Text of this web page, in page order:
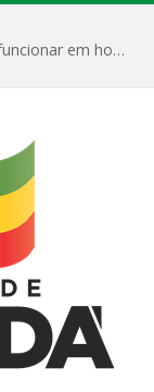
ESF Alto Paraíso é reinaugurada e passa a funcionar em horário estendido